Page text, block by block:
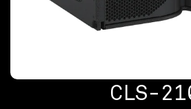
CLS-